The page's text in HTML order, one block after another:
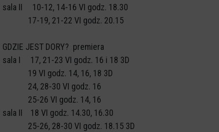
sala II 10-12, 14-16 VI godz. 18.30
17-19, 21-22 VI godz. 20.15
GDZIE JEST DORY? premiera
sala I 17, 21-23 VI godz. 16 i 18 3D
19 VI godz. 14, 16, 18 3D
24, 28-30 VI godz. 16
25-26 VI godz. 14, 16
sala II 18 VI godz. 14.30, 16.30
25-26, 28-30 VI godz. 18.15 3D